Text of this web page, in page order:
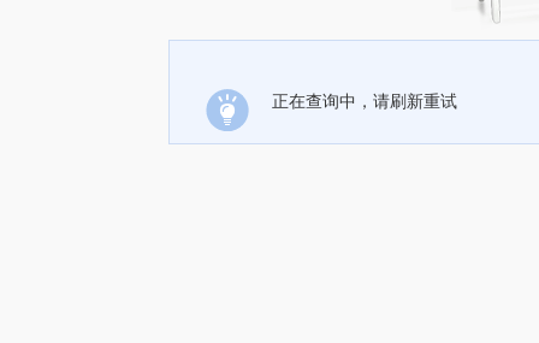
正在查询中，请刷新重试